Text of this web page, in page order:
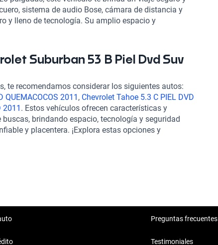
sistema de audio Bose, cámara de distancia y
y lleno de tecnología. Su amplio espacio y
control de crucero y vidrios eléctricos en
de combustible, potencia, confort y seguridad,
2011 es la elección perfecta para quienes buscan un
joya automotriz y vive la experiencia Chevrolet en
Suburban 53 B Piel Dvd Suv
te recomendamos considerar los siguientes autos:
2011 , Chevrolet Tahoe 5.3 C PIEL DVD
2011 . Estos vehículos ofrecen características y
brindando espacio, tecnología y seguridad
y placentera. ¡Explora estas opciones y
Preguntas frecuentes
Testimoniales